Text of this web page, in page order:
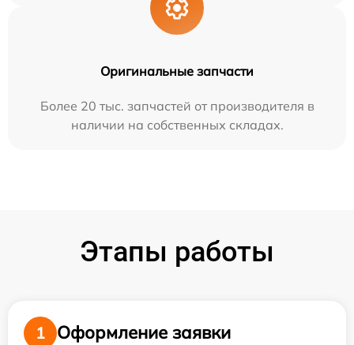
Оригинальные запчасти
Более 20 тыс. запчастей от производителя в
наличии на собственных складах.
Этапы работы
1
Оформление заявки